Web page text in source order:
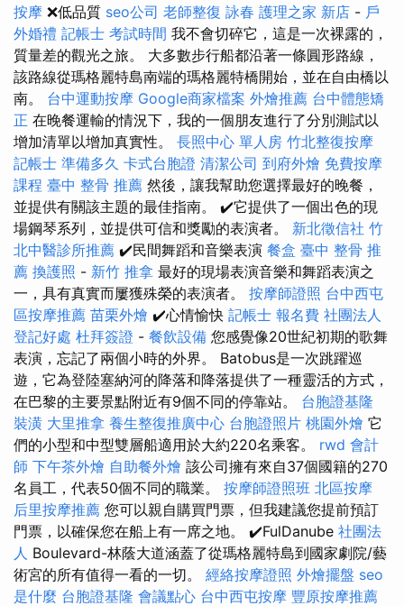
按摩 ❌低品質 seo公司 老師整復 詠春 護理之家 新店 - 戶
外婚禮 記帳士 考試時間 我不會切碎它，這是一次裸露的，
質量差的觀光之旅。 大多數步行船都沿著一條圓形路線，
該路線從瑪格麗特島南端的瑪格麗特橋開始，並在自由橋以
南。 台中運動按摩 Google商家檔案 外燴推薦 台中體態矯
正 在晚餐運輸的情況下，我的一個朋友進行了分別測試以
增加清單以增加真實性。 長照中心 單人房 竹北整復按摩
記帳士 準備多久 卡式台胞證 清潔公司 到府外燴 免費按摩
課程 臺中 整骨 推薦 然後，讓我幫助您選擇最好的晚餐，
並提供有關該主題的最佳指南。 ✔️它提供了一個出色的現
場鋼琴系列，並提供可信和獎勵的表演者。 新北徵信社 竹
北中醫診所推薦 ✔️民間舞蹈和音樂表演 餐盒 臺中 整骨 推
薦 換護照 - 新竹 推拿 最好的現場表演音樂和舞蹈表演之
一，具有真實而屢獲殊榮的表演者。 按摩師證照 台中西屯
區按摩推薦 苗栗外燴 ✔️心情愉快 記帳士 報名費 社團法人
登記好處 杜拜簽證 - 餐飲設備 您感覺像20世紀初期的歌舞
表演，忘記了兩個小時的外界。 Batobus是一次跳躍巡
遊，它為登陸塞納河的降落和降落提供了一種靈活的方式，
在巴黎的主要景點附近有9個不同的停靠站。 台胞證基隆
裝潢 大里推拿 養生整復推廣中心 台胞證照片 桃園外燴 它
們的小型和中型雙層船適用於大約220名乘客。 rwd 會計
師 下午茶外燴 自助餐外燴 該公司擁有來自37個國籍的270
名員工，代表50個不同的職業。 按摩師證照班 北區按摩
后里按摩推薦 您可以親自購買門票，但我建議您提前預訂
門票，以確保您在船上有一席之地。 ✔️FulDanube 社團法
人 Boulevard-林蔭大道涵蓋了從瑪格麗特島到國家劇院/藝
術宮的所有值得一看的一切。 經絡按摩證照 外燴擺盤 seo
是什麼 台胞證基隆 會議點心 台中西屯按摩 豐原按摩推薦